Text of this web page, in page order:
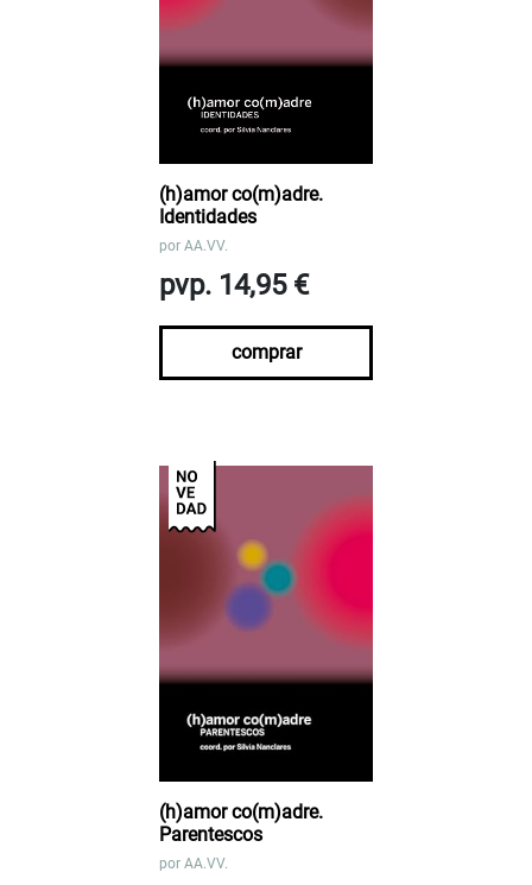
(h)amor co(m)adre.
Identidades
por AA.VV.
pvp. 14,95 €
comprar
(h)amor co(m)adre.
Parentescos
por AA.VV.